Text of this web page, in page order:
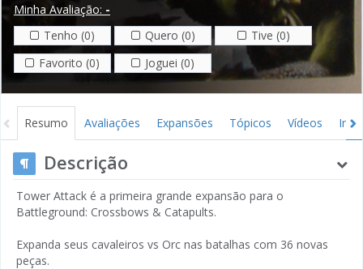
Minha Avaliação: -
Tenho (0)
Quero (0)
Tive (0)
Favorito (0)
Joguei (0)
Resumo Avaliações Expansões Tópicos Vídeos
Descrição
Tower Attack é a primeira grande expansão para o
Battleground: Crossbows & Catapults.
Expanda seus cavaleiros vs Orc nas batalhas com 36 novas
peças.